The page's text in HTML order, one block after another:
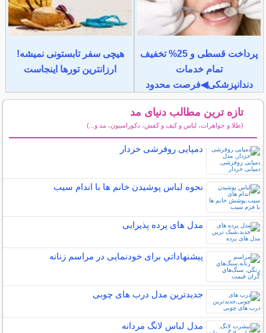
پرداخت قسطی و 25% تخفیف
تمام خدمات
دندانپزشکی◀فرصت محدود
هیچی سفر تابستونی نمیشه!
ارزانترین تورها اینجاست
تازه ترین مطالب دنیای مد
(طلا و جواهرات، لباس و کیف و کفش، دکوراسیون، مد و...)
دمپایی روفرشی خزدار
نحوه لباس پوشیدن خانم ها با اندام سیب
مدل های پرده پذیرایی
پيشنهاداتي برای خودنمایی در مراسم زنانه
جدیدترین مدل درب های چوبی
مدل لباس لانگ مردانه